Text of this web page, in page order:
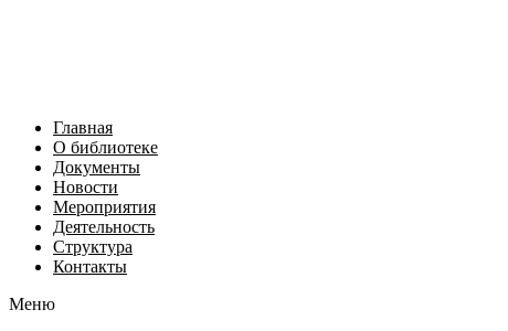
Главная
О библиотеке
Документы
Новости
Мероприятия
Деятельность
Структура
Контакты
Меню